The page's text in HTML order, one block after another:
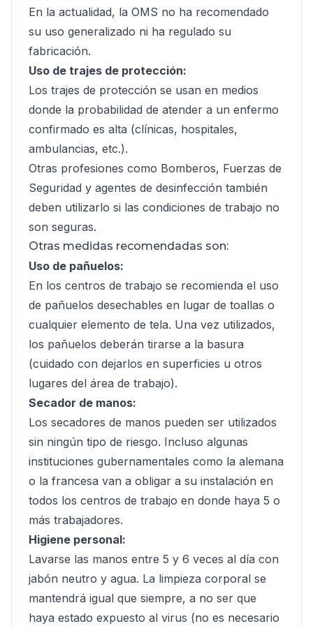
En la actualidad, la OMS no ha recomendado
su uso generalizado ni ha regulado su
fabricación.
Uso de trajes de protección:
Los trajes de protección se usan en medios
donde la probabilidad de atender a un enfermo
confirmado es alta (clínicas, hospitales,
ambulancias, etc.).
Otras profesiones como Bomberos, Fuerzas de
Seguridad y agentes de desinfección también
deben utilizarlo si las condiciones de trabajo no
son seguras.
Otras medidas recomendadas son:
Uso de pañuelos:
En los centros de trabajo se recomienda el uso
de pañuelos desechables en lugar de toallas o
cualquier elemento de tela. Una vez utilizados,
los pañuelos deberán tirarse a la basura
(cuidado con dejarlos en superficies u otros
lugares del área de trabajo).
Secador de manos:
Los secadores de manos pueden ser utilizados
sin ningún tipo de riesgo. Incluso algunas
instituciones gubernamentales como la alemana
o la francesa van a obligar a su instalación en
todos los centros de trabajo en donde haya 5 o
más trabajadores.
Higiene personal:
Lavarse las manos entre 5 y 6 veces al día con
jabón neutro y agua. La limpieza corporal se
mantendrá igual que siempre, a no ser que
haya estado expuesto al virus (no es necesario